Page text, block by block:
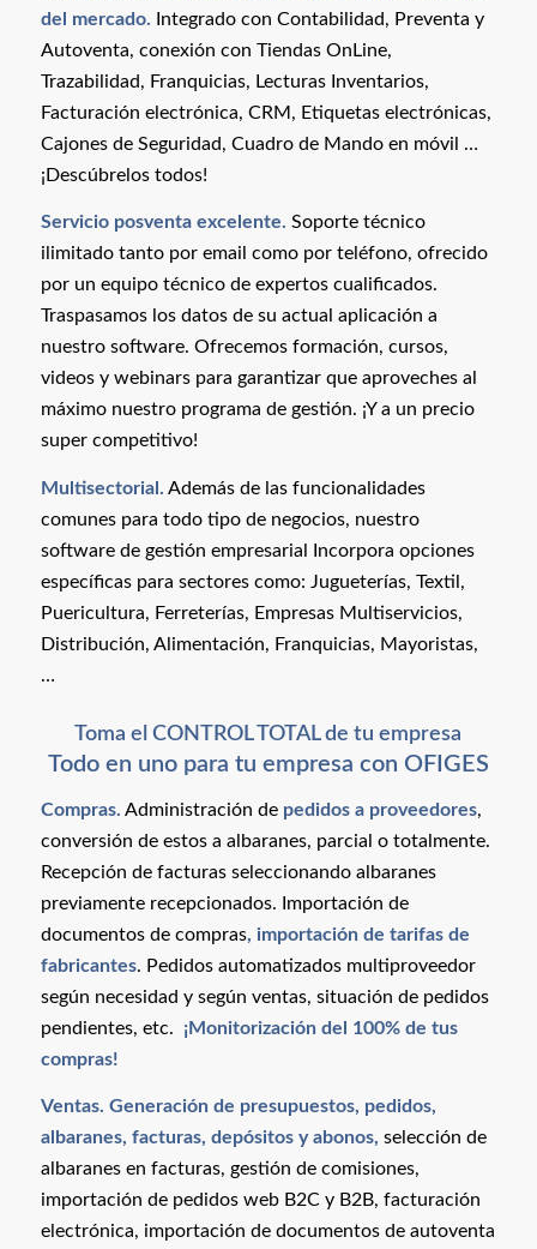
del mercado.
Integrado con Contabilidad, Preventa y
Autoventa, conexión con Tiendas OnLine,
Trazabilidad, Franquicias, Lecturas Inventarios,
Facturación electrónica, CRM, Etiquetas electrónicas,
Cajones de Seguridad, Cuadro de Mando en móvil …
¡Descúbrelos todos!
Servicio posventa excelente. Soporte técnico
ilimitado tanto por email como por teléfono, ofrecido
por un equipo técnico de expertos cualificados.
Traspasamos los datos de su actual aplicación a
nuestro software. Ofrecemos formación, cursos,
videos y webinars para garantizar que aproveches al
máximo nuestro programa de gestión. ¡Y a un precio
super competitivo!
Multisectorial. Además de las funcionalidades
comunes para todo tipo de negocios, nuestro
software de gestión empresarial Incorpora opciones
específicas para sectores como: Jugueterías, Textil,
Puericultura, Ferreterías, Empresas Multiservicios,
Distribución, Alimentación, Franquicias, Mayoristas,
…
Toma el CONTROL TOTAL de tu empresa
Todo en uno para tu empresa con OFIGES
Compras. Administración de pedidos a proveedores,
conversión de estos a albaranes, parcial o totalmente.
Recepción de facturas seleccionando albaranes
previamente recepcionados. Importación de
documentos de compras, importación de tarifas de
fabricantes. Pedidos automatizados multiproveedor
según necesidad y según ventas, situación de pedidos
pendientes, etc. ¡Monitorización del 100% de tus
compras!
Ventas. Generación de presupuestos, pedidos,
albaranes, facturas, depósitos y abonos, selección de
albaranes en facturas, gestión de comisiones,
importación de pedidos web B2C y B2B, facturación
electrónica, importación de documentos de autoventa